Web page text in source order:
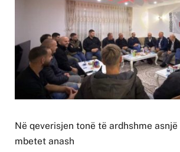
Në qeverisjen tonë të ardhshme
mbetet anash